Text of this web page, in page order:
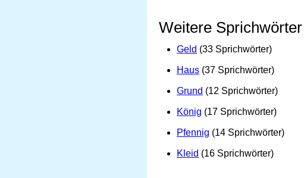
Weitere Sprichwörter
Geld (33 Sprichwörter)
Haus (37 Sprichwörter)
Grund (12 Sprichwörter)
König (17 Sprichwörter)
Pfennig (14 Sprichwörter)
Kleid (16 Sprichwörter)